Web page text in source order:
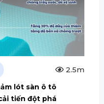
2.5m
lót sàn ô tô
tiến đột phá